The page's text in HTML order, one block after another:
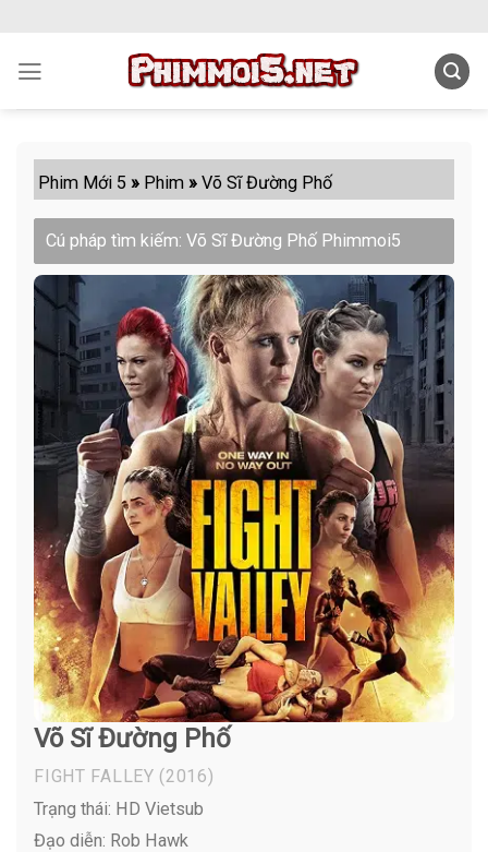
content
Phim Mới 5 » Phim »Võ Sĩ Đường Phố
Cú pháp tìm kiếm: Võ Sĩ Đường Phố Phimmoi5
Võ Sĩ Đường Phố
FIGHT FALLEY (2016)
Trạng thái: HD Vietsub
Đạo diễn: Rob Hawk